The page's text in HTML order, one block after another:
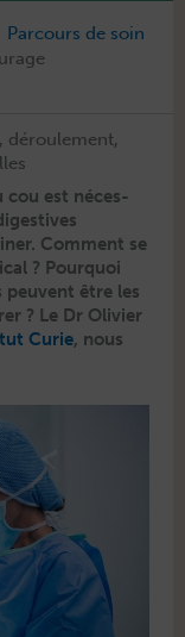
Parcours de soin
déroulement,
cou est néces­
Com­ment se
? Pourquoi
être les
? Le Dr Olivi­er
Curie, nous